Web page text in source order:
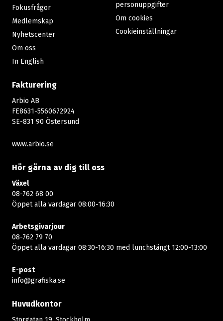
Fokusfrågor
Medlemskap
Nyhetscenter
Om oss
In English
personuppgifter
Om cookies
Cookieinställningar
Fakturering
Arbio AB
FE8631-5560672924
SE-831 90 Östersund
www.arbio.se
Hör gärna av dig till oss
Växel
08-762 68 00
Öppet alla vardagar 08:00-16:30​​
Arbetsgivarjour
08-762 79 70
Öppet alla vardagar 08:30-16:30 med lunchstängt 12:00-13:00​
E-post
info@grafiska.se
Huvudkontor